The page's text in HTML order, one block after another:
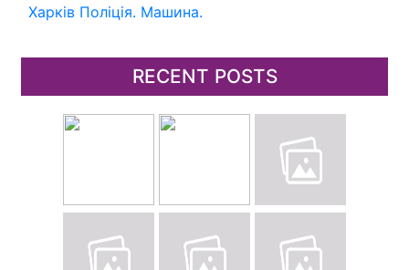
Харків Поліція. Машина.
RECENT POSTS